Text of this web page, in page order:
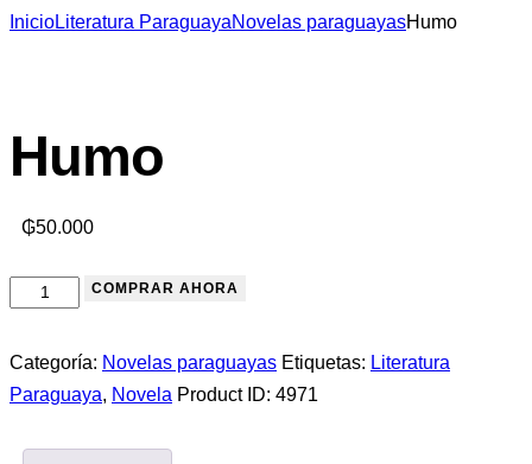
InicioLiteratura ParaguayaNovelas paraguayasHumo
Humo
₲50.000
COMPRAR AHORA
Categoría: Novelas paraguayas Etiquetas: Literatura
Paraguaya, Novela Product ID: 4971